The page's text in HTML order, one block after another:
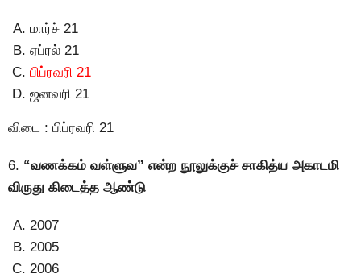
மார்ச் 21
ஏப்ரல் 21
பிப்ரவரி 21
ஜனவரி 21
விடை : பிப்ரவரி 21
6. “வணக்கம் வள்ளுவ” என்ற நூலுக்குச் சாகித்ய அகாடமி
விருது கிடைத்த ஆண்டு ________
2007
2005
2006